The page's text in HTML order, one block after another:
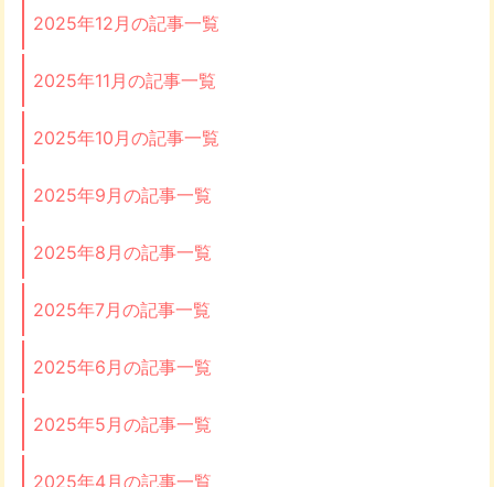
2025年12月の記事一覧
2025年11月の記事一覧
2025年10月の記事一覧
2025年9月の記事一覧
2025年8月の記事一覧
2025年7月の記事一覧
2025年6月の記事一覧
2025年5月の記事一覧
2025年4月の記事一覧